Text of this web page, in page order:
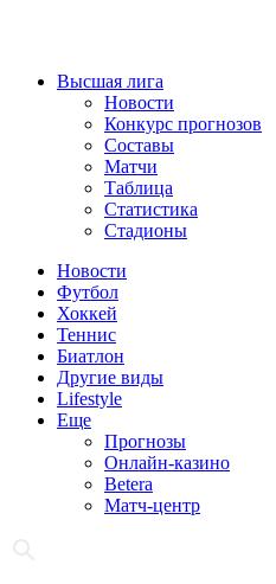
Высшая лига
Новости
Конкурс прогнозов
Составы
Матчи
Таблица
Статистика
Стадионы
Новости
Футбол
Хоккей
Теннис
Биатлон
Другие виды
Lifestyle
Еще
Прогнозы
Онлайн-казино
Betera
Матч-центр